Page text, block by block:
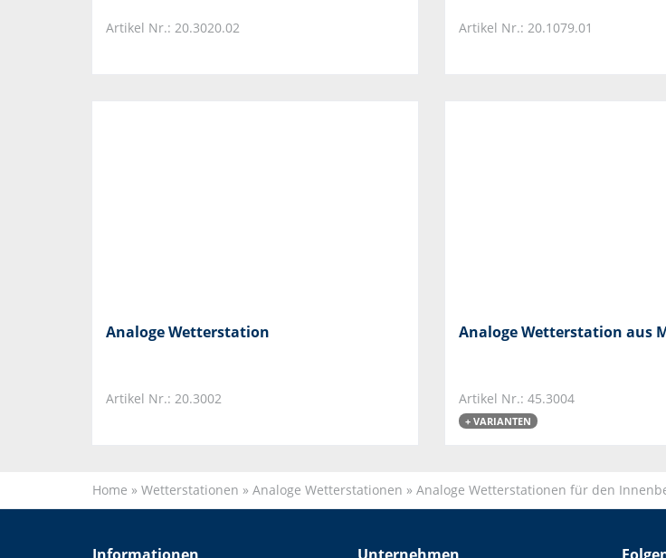
Artikel Nr.: 20.3020.02 Artikel Nr.: 20.1079.01
Analoge Wetterstation
Artikel Nr.: 20.3002
Analoge Wetterstation aus
Artikel Nr.: 45.3004
+ VARIANTEN
Home » Wetterstationen » Analoge Wetterstationen » Analoge Wetterstationen für den